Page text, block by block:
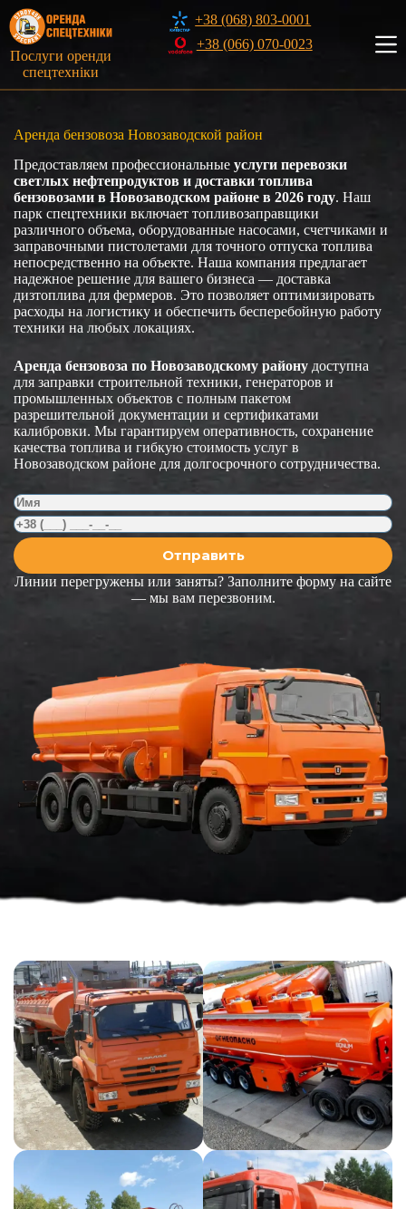
Перейти
сути
Послуги оренди
спецтехніки
+38 (068) 803-0001
+38 (066) 070-0023
Аренда бензовоза Новозаводской район
Предоставляем профессиональные услуги перевозки
светлых нефтепродуктов и доставки топлива
бензовозами в Новозаводском районе в 2026 году. Наш
парк спецтехники включает топливозаправщики
различного объема, оборудованные насосами, счетчиками и
заправочными пистолетами для точного отпуска топлива
непосредственно на объекте. Наша компания предлагает
надежное решение для вашего бизнеса — доставка
дизтоплива для фермеров. Это позволяет оптимизировать
расходы на логистику и обеспечить бесперебойную работу
техники на любых локациях.
Аренда бензовоза по Новозаводскому району доступна
для заправки строительной техники, генераторов и
промышленных объектов с полным пакетом
разрешительной документации и сертификатами
калибровки. Мы гарантируем оперативность, сохранение
качества топлива и гибкую стоимость услуг в
Новозаводском районе для долгосрочного сотрудничества.
Линии перегружены или заняты? Заполните форму на сайте
— мы вам перезвоним.